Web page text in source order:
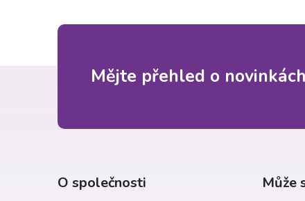
Mějte přehled o
O společnosti Může